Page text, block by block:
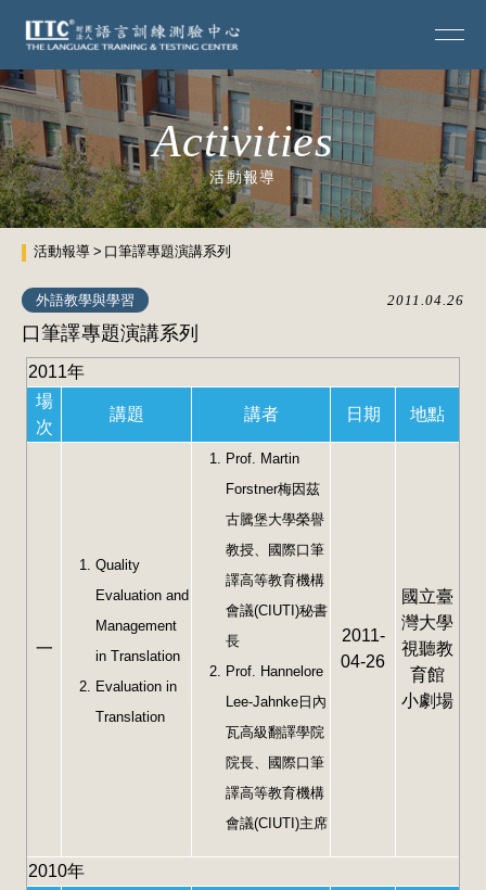
Activities
活動報導
活動報導 口筆譯專題演講系列
外語教學與學習 2011.04.26
口筆譯專題演講系列
2011年
場
次
講題 講者 日期 地點
一
Quality
Evaluation and
Management
in Translation
Evaluation in
Translation
Prof. Martin
Forstner梅因茲
古騰堡大學榮譽
教授、國際口筆
譯高等教育機構
會議(CIUTI)秘書
長
Prof. Hannelore
Lee-Jahnke日內
瓦高級翻譯學院
院長、國際口筆
譯高等教育機構
會議(CIUTI)主席
2011-
04-26
國立臺
灣大學
視聽教
育館
小劇場
2010年